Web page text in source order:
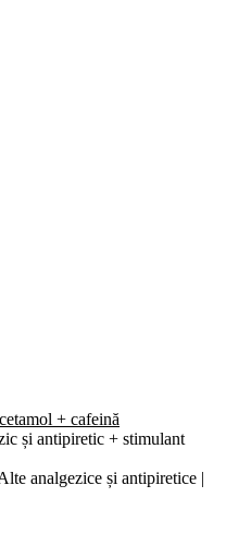
+ cafeină
și antipiretic + stimulant
analgezice și antipiretice |